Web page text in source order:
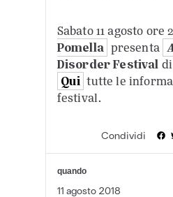
Sabato 11 agosto ore
Pomella presenta
Disorder Festival
Qui tutte le
festival.
Condividi
quando
11 agosto 2018